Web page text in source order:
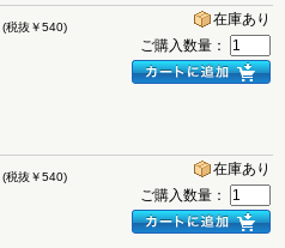
(税抜￥540)
在庫あり
ご購入数量：
(税抜￥540)
在庫あり
ご購入数量：